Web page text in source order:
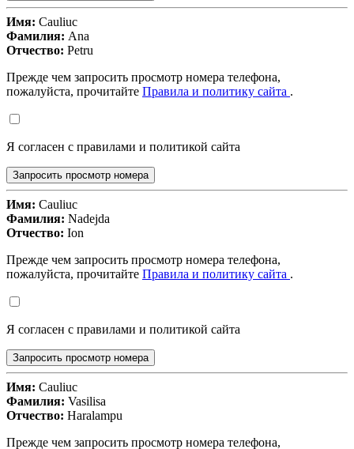
Имя: Cauliuc
Фамилия: Ana
Отчество: Petru
Прежде чем запросить просмотр номера телефона,
пожалуйста, прочитайте Правила и политику сайта .
Я согласен с правилами и политикой сайта
Запросить просмотр номера
Имя: Cauliuc
Фамилия: Nadejda
Отчество: Ion
Прежде чем запросить просмотр номера телефона,
пожалуйста, прочитайте Правила и политику сайта .
Я согласен с правилами и политикой сайта
Запросить просмотр номера
Имя: Cauliuc
Фамилия: Vasilisa
Отчество: Haralampu
Прежде чем запросить просмотр номера телефона,